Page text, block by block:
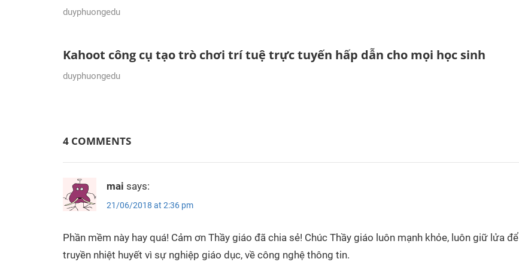
17/08/2018
duyphuongedu
Kahoot công cụ tạo trò chơi trí tuệ trực tuyến hấp dẫn cho mọi học sinh
12/07/2018
duyphuongedu
4 COMMENTS
mai says:
21/06/2018 at 2:36 pm
Phần mềm này hay quá! Cảm ơn Thầy giáo đã chia sẻ! Chúc Thầy giáo luôn mạnh khỏe, luôn giữ lửa để
truyền nhiệt huyết vì sự nghiệp giáo dục, về công nghệ thông tin.